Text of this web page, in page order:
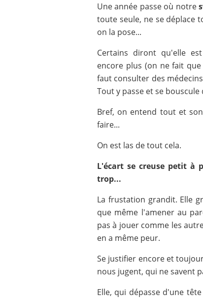
Une année passe où notre
toute seule, ne se déplace
on la pose...
Certains diront qu'elle
encore plus (on ne fait
faut consulter des
Tout y passe et se bouscule
Bref, on entend tout et
faire...
On est las de tout cela.
L'écart se creuse petit à
trop...
La frustation grandit. Elle
que même l'amener au
pas à jouer comme les
en a même peur.
Se justifier encore et
nous jugent, qui ne savent
Elle, qui dépasse d'une